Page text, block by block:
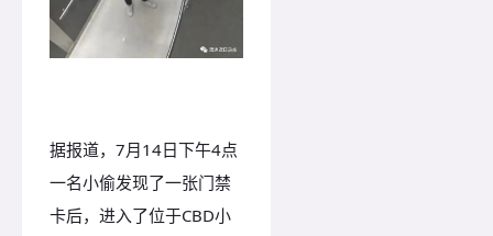
据报道，7月14日下午4点
一名小偷发现了一张门禁
卡后，进入了位于CBD小